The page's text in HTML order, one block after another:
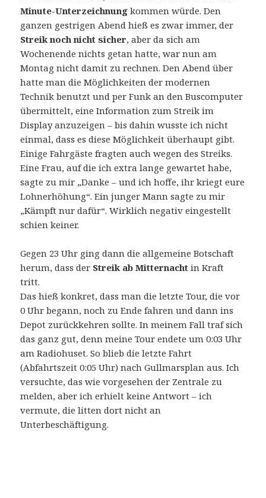
Minute-Unterzeichnung kommen würde. Den
ganzen gestrigen Abend hieß es zwar immer, der
Streik noch nicht sicher, aber da sich am
Wochenende nichts getan hatte, war nun am
Montag nicht damit zu rechnen. Den Abend über
hatte man die Möglichkeiten der modernen
Technik benutzt und per Funk an den Buscomputer
übermittelt, eine Information zum Streik im
Display anzuzeigen – bis dahin wusste ich nicht
einmal, dass es diese Möglichkeit überhaupt gibt.
Einige Fahrgäste fragten auch wegen des Streiks.
Eine Frau, auf die ich extra lange gewartet habe,
sagte zu mir „Danke – und ich hoffe, ihr kriegt eure
Lohnerhöhung“. Ein junger Mann sagte zu mir
„Kämpft nur dafür“. Wirklich negativ eingestellt
schien keiner.
Gegen 23 Uhr ging dann die allgemeine Botschaft
herum, dass der Streik ab Mitternacht in Kraft
tritt.
Das hieß konkret, dass man die letzte Tour, die vor
0 Uhr begann, noch zu Ende fahren und dann ins
Depot zurückkehren sollte. In meinem Fall traf sich
das ganz gut, denn meine Tour endete um 0:03 Uhr
am Radiohuset. So blieb die letzte Fahrt
(Abfahrtszeit 0:05 Uhr) nach Gullmarsplan aus. Ich
versuchte, das wie vorgesehen der Zentrale zu
melden, aber ich erhielt keine Antwort – ich
vermute, die litten dort nicht an
Unterbeschäftigung.